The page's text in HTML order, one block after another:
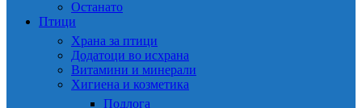
Останато
Птици
Храна за птици
Додатоци во исхрана
Витамини и минерали
Хигиена и козметика
Подлога